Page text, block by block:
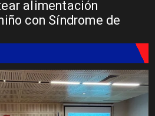
alimentación
con Síndrome de